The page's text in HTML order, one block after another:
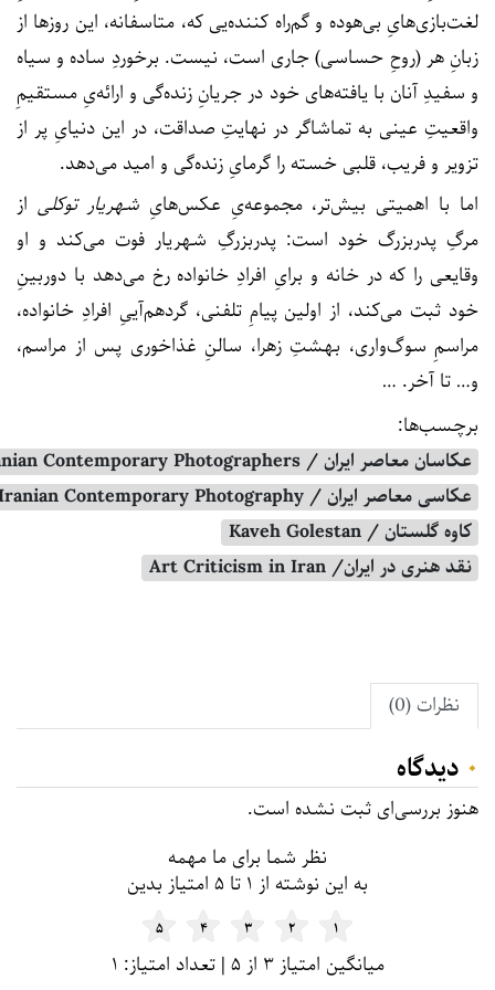
لغت‌بازی‌هایِ بی‌هوده و گم‌راه کننده‌یی که، متاسفانه، این روزها از
زبانِ هر (روحِ حساسی) جاری است، نیست. برخوردِ ساده و سیاه
و سفیدِ آنان با یافته‌های خود در جریانِ زنده‌گی و ارائه‌یِ مستقیمِ
واقعیتِ عینی به تماشاگر در نهایتِ صداقت، در این دنیایِ پر از
تزویر و فریب، قلبی خسته را گرمایِ زنده‌گی و امید می‌دهد.
اما با اهمیتی بیش‌تر، مجموعه‌یِ عکس‌هایِشهریار توکلی از
مرگِ پدربزرگ خود است: پدربزرگِ شهریار فوت می‌کند و او
وقایعی را که در خانه و برایِ افرادِ خانواده رخ می‌دهد با دوربینِ
خود ثبت می‌کند، از اولین پیامِ تلفنی، گردهم‌آییِ افرادِ خانواده،
مراسمِ سوگ‌واری، بهشتِ زهرا، سالنِ غذاخوری پس از مراسم،
و… تا آخر. …
برچسب‌ها:
عکاسان معاصر ایران / Iranian Contemporary Photographers
عکاسی معاصر ایران / Iranian Contemporary Photography
کاوه گلستان / Kaveh Golestan
نقد هنری در ایران/ Art Criticism in Iran
نظرات (0)
۰ دیدگاه
هنوز بررسی‌ای ثبت نشده است.
نظر شما برای ما مهمه
به این نوشته از ۱ تا ۵ امتیاز بدین
۵ ۴ ۳ ۲ ۱
میانگین امتیاز ۳ از ۵ | تعداد امتیاز: ۱